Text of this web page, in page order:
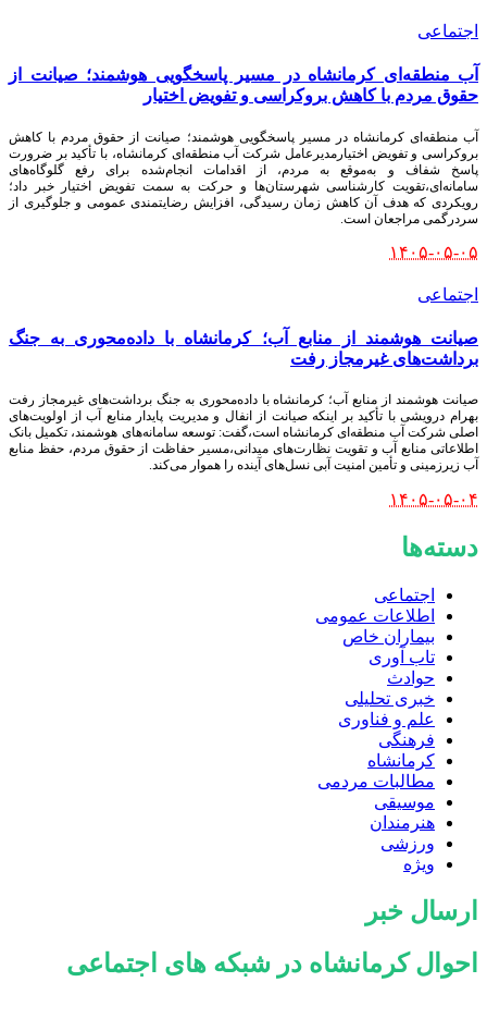
اجتماعی
آب منطقه‌ای کرمانشاه در مسیر پاسخگویی هوشمند؛ صیانت از
حقوق مردم با کاهش بروکراسی و تفویض اختیار
آب منطقه‌ای کرمانشاه در مسیر پاسخگویی هوشمند؛ صیانت از حقوق مردم با کاهش
بروکراسی و تفویض اختیارمدیرعامل شرکت آب منطقه‌ای کرمانشاه، با تأکید بر ضرورت
پاسخ شفاف و به‌موقع به مردم، از اقدامات انجام‌شده برای رفع گلوگاه‌های
سامانه‌ای،تقویت کارشناسی شهرستان‌ها و حرکت به سمت تفویض اختیار خبر داد؛
رویکردی که هدف آن کاهش زمان رسیدگی، افزایش رضایتمندی عمومی و جلوگیری از
سردرگمی مراجعان است.
۱۴۰۵-۰۵-۰۵
اجتماعی
صیانت هوشمند از منابع آب؛ کرمانشاه با داده‌محوری به جنگ
برداشت‌های غیرمجاز رفت
صیانت هوشمند از منابع آب؛ کرمانشاه با داده‌محوری به جنگ برداشت‌های غیرمجاز رفت
بهرام درویشی با تأکید بر اینکه صیانت از انفال و مدیریت پایدار منابع آب از اولویت‌های
اصلی شرکت آب منطقه‌ای کرمانشاه است،گفت: توسعه سامانه‌های هوشمند، تکمیل بانک
اطلاعاتی منابع آب و تقویت نظارت‌های میدانی،مسیر حفاظت از حقوق مردم، حفظ منابع
آب زیرزمینی و تأمین امنیت آبی نسل‌های آینده را هموار می‌کند.
۱۴۰۵-۰۵-۰۴
دسته‌ها
اجتماعی
اطلاعات عمومی
بیماران خاص
تاب آوری
حوادث
خبری تحلیلی
علم و فناوری
فرهنگی
کرمانشاه
مطالبات مردمی
موسیقی
هنرمندان
ورزشی
ویژه
ارسال خبر
احوال کرمانشاه در شبکه های اجتماعی